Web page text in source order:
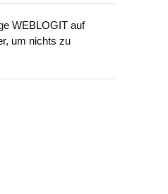
WEBLOGIT auf
, um nichts zu